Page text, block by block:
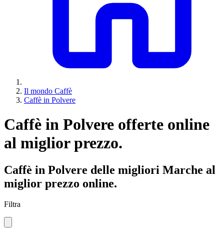
Il mondo Caffè
Caffè in Polvere
Caffè in Polvere offerte online
al miglior prezzo.
Caffè in Polvere delle migliori Marche al
miglior prezzo online.
Filtra